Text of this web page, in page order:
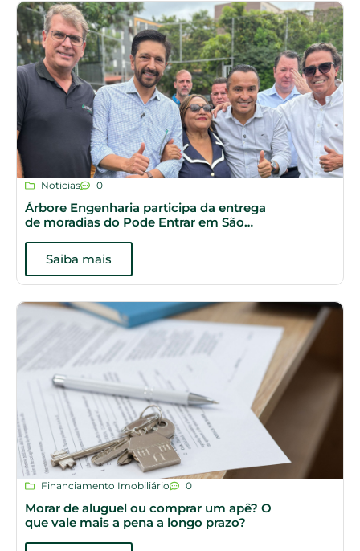
Noticias 0
Árbore Engenharia participa da entrega
de moradias do Pode Entrar em São
Saiba mais
Financiamento Imobiliário 0
Morar de aluguel ou comprar um apê? O
que vale mais a pena a longo prazo?